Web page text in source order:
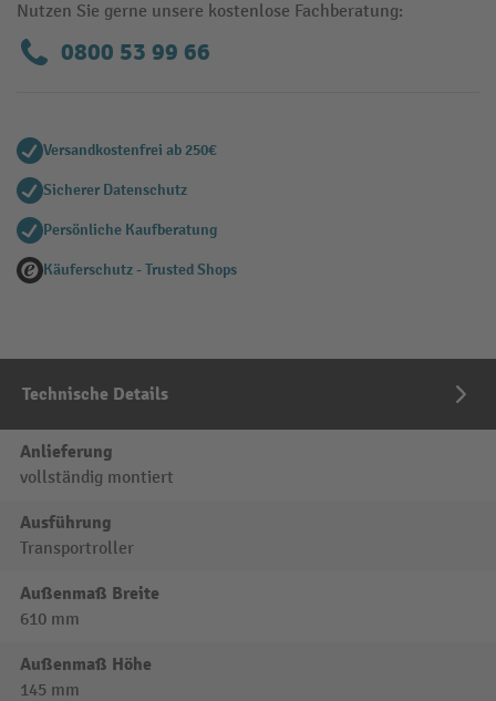
Nutzen Sie gerne unsere kostenlose Fachberatung:
0800 53 99 66
Versandkostenfrei ab 250€
Sicherer Datenschutz
Persönliche Kaufberatung
Käuferschutz - Trusted Shops
Technische Details
Anlieferung
vollständig montiert
Ausführung
Transportroller
Außenmaß Breite
610 mm
Außenmaß Höhe
145 mm